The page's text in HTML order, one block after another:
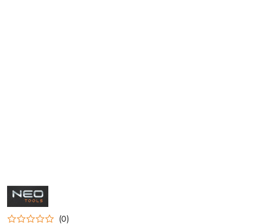
NAZWA
PRODUCENTA:
NEO
(0)